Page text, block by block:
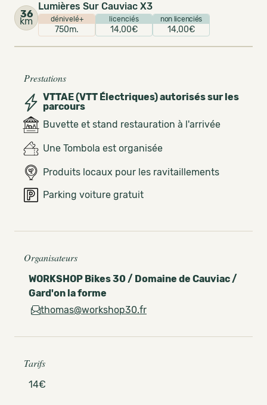
36
km
Lumières Sur Cauviac X3
dénivelé+
750m.
licenciés
14,00€
non licenciés
14,00€
Prestations
VTTAE (VTT Électriques) autorisés sur les
parcours
Buvette et stand restauration à l'arrivée
Une Tombola est organisée
Produits locaux pour les ravitaillements
Parking voiture gratuit
Organisateurs
WORKSHOP Bikes 30 / Domaine de Cauviac /
Gard'on la forme
thomas@workshop30.fr
Tarifs
14€